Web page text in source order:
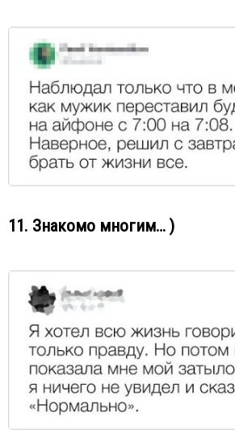
11. Знакомо многим… )